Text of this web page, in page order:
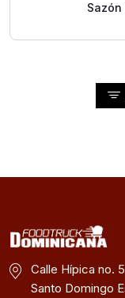
Sazón
Calle Hípica no.
Santo Domingo